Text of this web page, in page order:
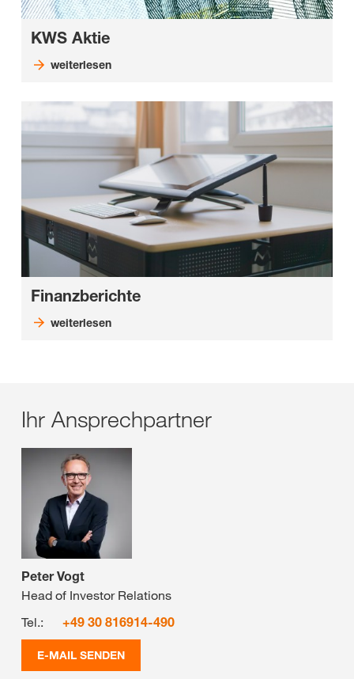
KWS Aktie
weiterlesen
Finanzberichte
weiterlesen
Ihr Ansprechpartner
Peter Vogt
Head of Investor Relations
Tel.:
+49 30 816914-490
E-MAIL SENDEN